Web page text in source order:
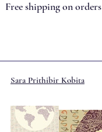
Free shipping on
Sara Prithibir Kobita